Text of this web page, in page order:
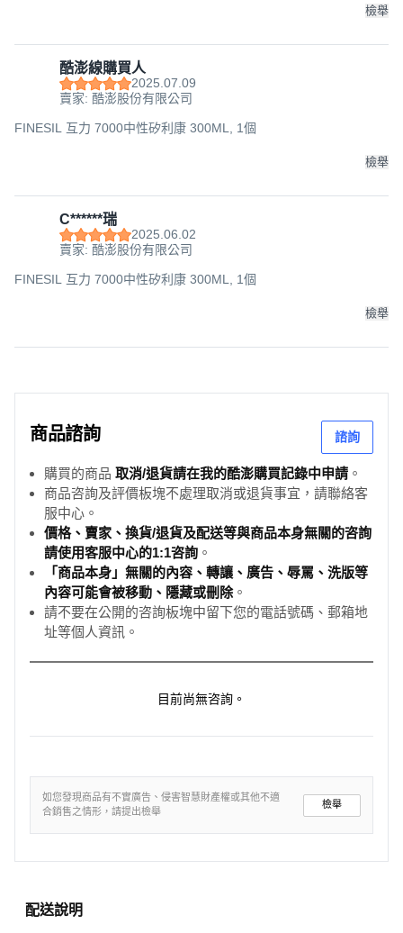
檢舉
酷澎線購買人
2025.07.09
賣家: 酷澎股份有限公司
FINESIL 互力 7000中性矽利康 300ML, 1個
檢舉
C******瑞
2025.06.02
賣家: 酷澎股份有限公司
FINESIL 互力 7000中性矽利康 300ML, 1個
檢舉
商品諮詢 諮詢
購買的商品 取消/退貨請在我的酷澎購買記錄中申請 。
商品咨詢及評價板塊不處理取消或退貨事宜，請聯絡客
服中心。
價格、賣家、換貨/退貨及配送等與商品本身無關的咨詢
請使用客服中心的1:1咨詢 。
「商品本身」無關的內容、轉讓、廣告、辱罵、洗版等
內容可能會被移動、隱藏或刪除。
請不要在公開的咨詢板塊中留下您的電話號碼、郵箱地
址等個人資訊。
目前尚無咨詢。
如您發現商品有不實廣告、侵害智慧財產權或其他不適
合銷售之情形，請提出檢舉
檢舉
配送說明